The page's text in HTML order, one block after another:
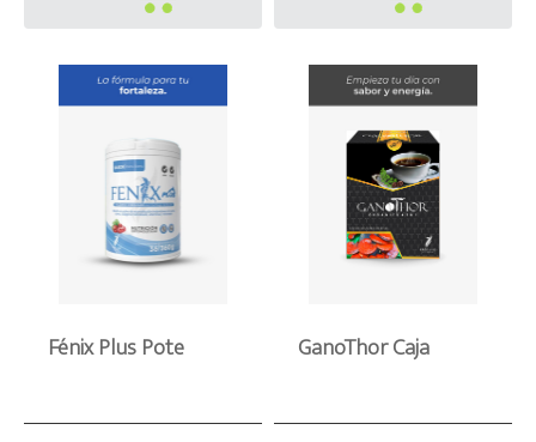
Fénix Plus Pote GanoThor Caja